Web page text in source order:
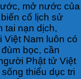
mở nước của
cố lịch sử
tai nạn dịch,
Nam luôn có
bọc, cần
Phật tử Việt
thiểu dục tri